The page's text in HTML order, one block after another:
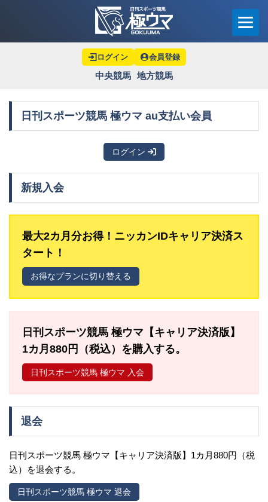
ログイン
会員登録
新日刊スポーツ競馬 極ウマ 料金表
地方競馬
ログイン 会員登録
中央競馬 地方競馬
日刊スポーツ競馬 極ウマ au支払い会員
ログイン
新規入会
最大2カ月分お得！ニッカンIDキャリア決済ス
タート！
お得なプランに切り替える
日刊スポーツ競馬 極ウマ【キャリア決済版】
1カ月880円（税込）を購入する。
日刊スポーツ競馬 極ウマ 入会
退会
日刊スポーツ競馬 極ウマ【キャリア決済版】1カ月880円（税
込）を退会する。
日刊スポーツ競馬 極ウマ 退会